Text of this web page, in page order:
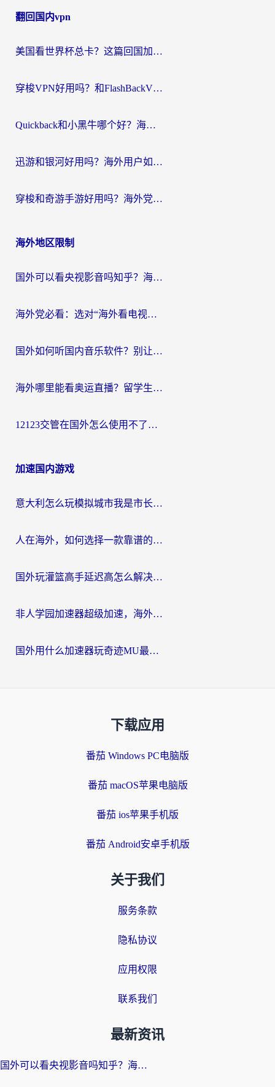
导
翻回国内vpn
美国看世界杯总卡？这篇回国加速器指南帮你无缝刷国内资源（附苹果手机VPN设置步骤）
穿梭VPN好用吗？和FlashBackVPN对比哪个回国效果更好？
Quickback和小黑牛哪个好？海外党亲测指南，选对回国加速器秒回国内
迅游和银河好用吗？海外用户如何选择回国加速器实现无缝访问国内资源
穿梭和奇游手游好用吗？海外党亲测3款回国加速器，附蜜蜂加速器七天试用攻略
海外地区限制
国外可以看央视影音吗知乎？海外党亲测有效的回国加速方案
海外党必看：选对“海外看电视剧软件”，再也不用愁国内剧刷不了
国外如何听国内音乐软件？别让地域限制，断了你的中文歌单
海外哪里能看奥运直播？留学生&海外华人必看的体育赛事观赛终极指南
12123交管在国外怎么使用不了？海外华人必看的无缝访问国内资源指南
加速国内游戏
意大利怎么玩模拟城市我是市长？海外党国服游戏加速终极攻略（附三国3量子特攻解决办法）
人在海外，如何选择一款靠谱的玩剑灵2加速器？
国外玩灌篮高手延迟高怎么解决？海外玩家国服游戏加速终极指南
非人学园加速器超级加速，海外玩家重返国服的通行证
国外用什么加速器玩奇迹MU最好？2026海外玩家国服游戏加速全攻略
下载应用
番茄 Windows PC电脑版
番茄 macOS苹果电脑版
番茄 ios苹果手机版
番茄 Android安卓手机版
关于我们
服务条款
隐私协议
应用权限
联系我们
最新资讯
国外可以看央视影音吗知乎？海外党亲测有效的回国加速方案